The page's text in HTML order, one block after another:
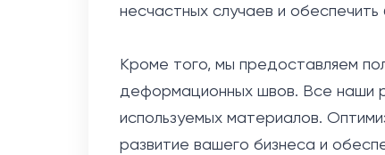
несчастных случаев и
Кроме того, мы предоставляем
деформационных швов. Все наши
используемых материалов.
развитие вашего бизнеса и